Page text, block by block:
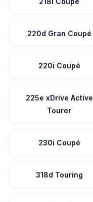
220d Gran Coupé
220i Coupé
225e xDrive Active
Tourer
230i Coupé
318d Touring